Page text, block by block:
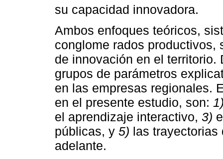
su capacidad innovadora.
Ambos enfoques teóricos,
conglome rados productivos,
de innovación en el
grupos de parámetros
en las empresas regionales.
en el presente estudio, son:
el aprendizaje interactivo, 3)
públicas, y 5) las trayectorias
adelante.